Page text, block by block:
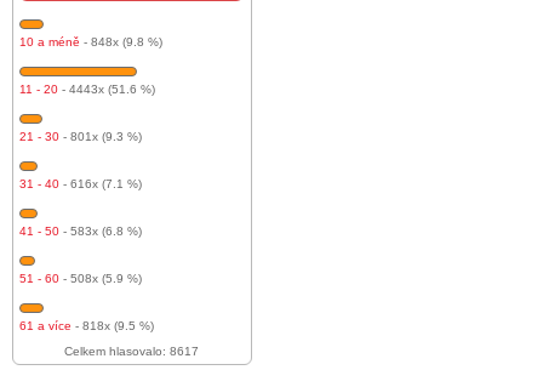
10 a méně - 848x (9.8 %)
11 - 20 - 4443x (51.6 %)
21 - 30 - 801x (9.3 %)
31 - 40 - 616x (7.1 %)
41 - 50 - 583x (6.8 %)
51 - 60 - 508x (5.9 %)
61 a více - 818x (9.5 %)
Celkem hlasovalo: 8617